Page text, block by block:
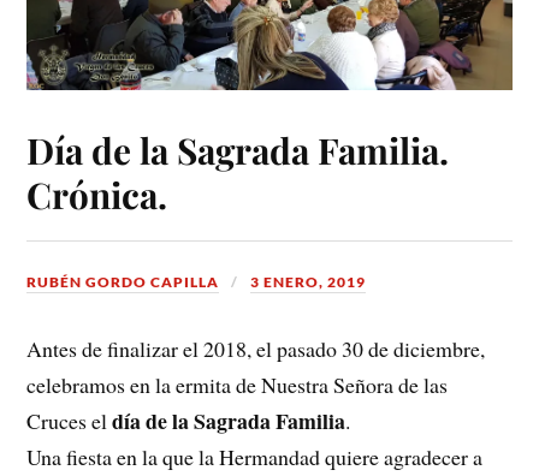
Día de la Sagrada Familia.
Crónica.
RUBÉN GORDO CAPILLA 3 ENERO, 2019
Antes de finalizar el 2018, el pasado 30 de diciembre,
celebramos en la ermita de Nuestra Señora de las
Cruces eldía de la Sagrada Familia.
Una fiesta en la que la Hermandad quiere agradecer a